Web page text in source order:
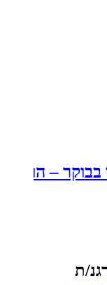
בבוקר – הוד
ת